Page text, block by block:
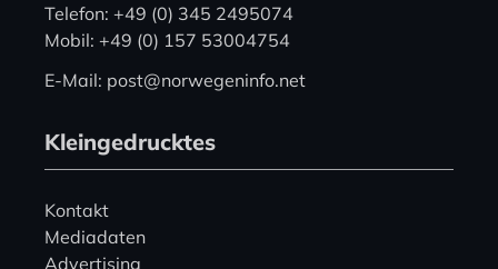
Telefon: +49 (0) 345 2495074
Mobil: +49 (0) 157 53004754
E-Mail: post@norwegeninfo.net
Kleingedrucktes
Kontakt
Mediadaten
Advertising